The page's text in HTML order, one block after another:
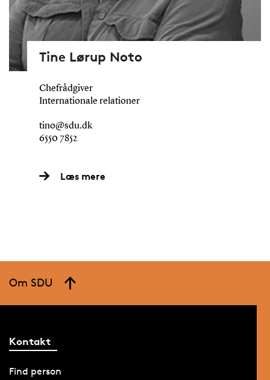
Tine Lørup Noto
Chefrådgiver
Internationale relationer
tino@sdu.dk
6550 7852
Læs mere
Om SDU
Kontakt
Find person